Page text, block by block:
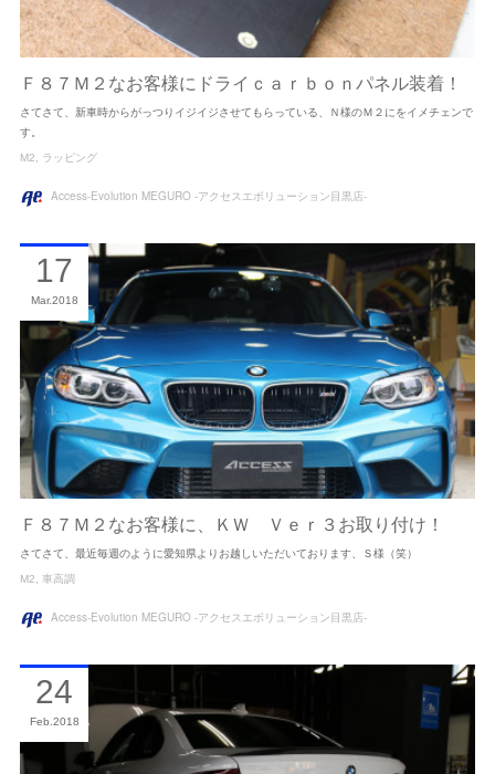
Ｆ８７Ｍ２なお客様にドライｃａｒｂｏｎパネル装着！
さてさて、新車時からがっつりイジイジさせてもらっている、Ｎ様のＭ２にをイメチェンで
す。
M2 ラッピング
Access-Evolution MEGURO -アクセスエボリューション目黒店-
Ｆ８７Ｍ２なお客様に、ＫＷ Ｖｅｒ３お取り付け！
さてさて、最近毎週のように愛知県よりお越しいただいております、Ｓ様（笑）
17
Mar 2018
M2 車高調
Access-Evolution MEGURO -アクセスエボリューション目黒店-
24
Feb 2018